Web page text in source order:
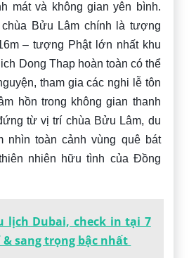
mát và không gian yên bình.
Bửu Lâm chính là tượng
– tượng Phật lớn nhất khu
Dong Thap hoàn toàn có thể
tham gia các nghi lễ tôn
hồn trong không gian thanh
từ vị trí chùa Bửu Lâm, du
nhìn toàn cảnh vùng quê bát
nhiên hữu tình của Đồng
lịch Dubai, check in tại 7
sang trọng bậc nhất